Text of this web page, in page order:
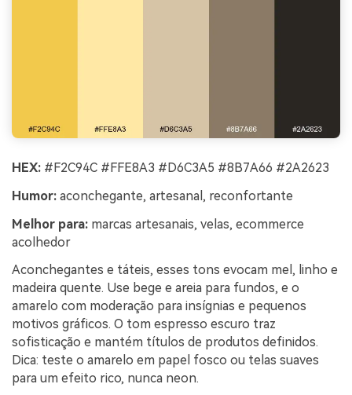
HEX: #F2C94C #FFE8A3 #D6C3A5 #8B7A66 #2A2623
Humor: aconchegante, artesanal, reconfortante
Melhor para: marcas artesanais, velas, ecommerce
acolhedor
Aconchegantes e táteis, esses tons evocam mel, linho e
madeira quente. Use bege e areia para fundos, e o
amarelo com moderação para insígnias e pequenos
motivos gráficos. O tom espresso escuro traz
sofisticação e mantém títulos de produtos definidos.
Dica: teste o amarelo em papel fosco ou telas suaves
para um efeito rico, nunca neon.